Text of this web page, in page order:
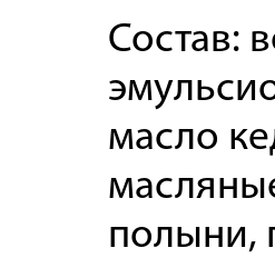
Состав:
масло
полыни,